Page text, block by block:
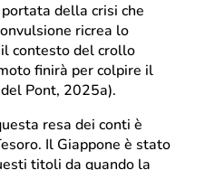
della crisi che
ricrea lo
contesto del crollo
finirà per colpire il
Pont, 2025a).
resa dei conti è
Il Giappone è stato
titoli da quando la